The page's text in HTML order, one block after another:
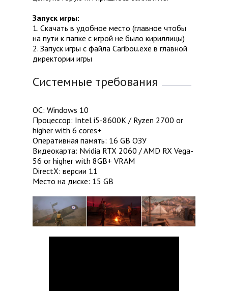
Запуск игры:
1. Скачать в удобное место (главное чтобы
на пути к папке с игрой не было кириллицы)
2. Запуск игры с файла Caribou.exe в главной
директории игры
Системные требования
ОС: Windows 10
Процессор: Intel i5-8600K / Ryzen 2700 or
higher with 6 cores+
Оперативная память: 16 GB ОЗУ
Видеокарта: Nvidia RTX 2060 / AMD RX Vega-
56 or higher with 8GB+ VRAM
DirectX: версии 11
Место на диске: 15 GB